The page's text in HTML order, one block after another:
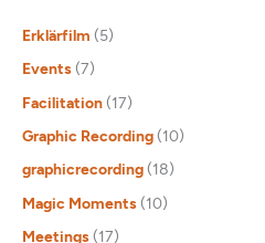
Erklärfilm (5)
Events (7)
Facilitation (17)
Graphic Recording (10)
graphicrecording (18)
Magic Moments (10)
Meetings (17)